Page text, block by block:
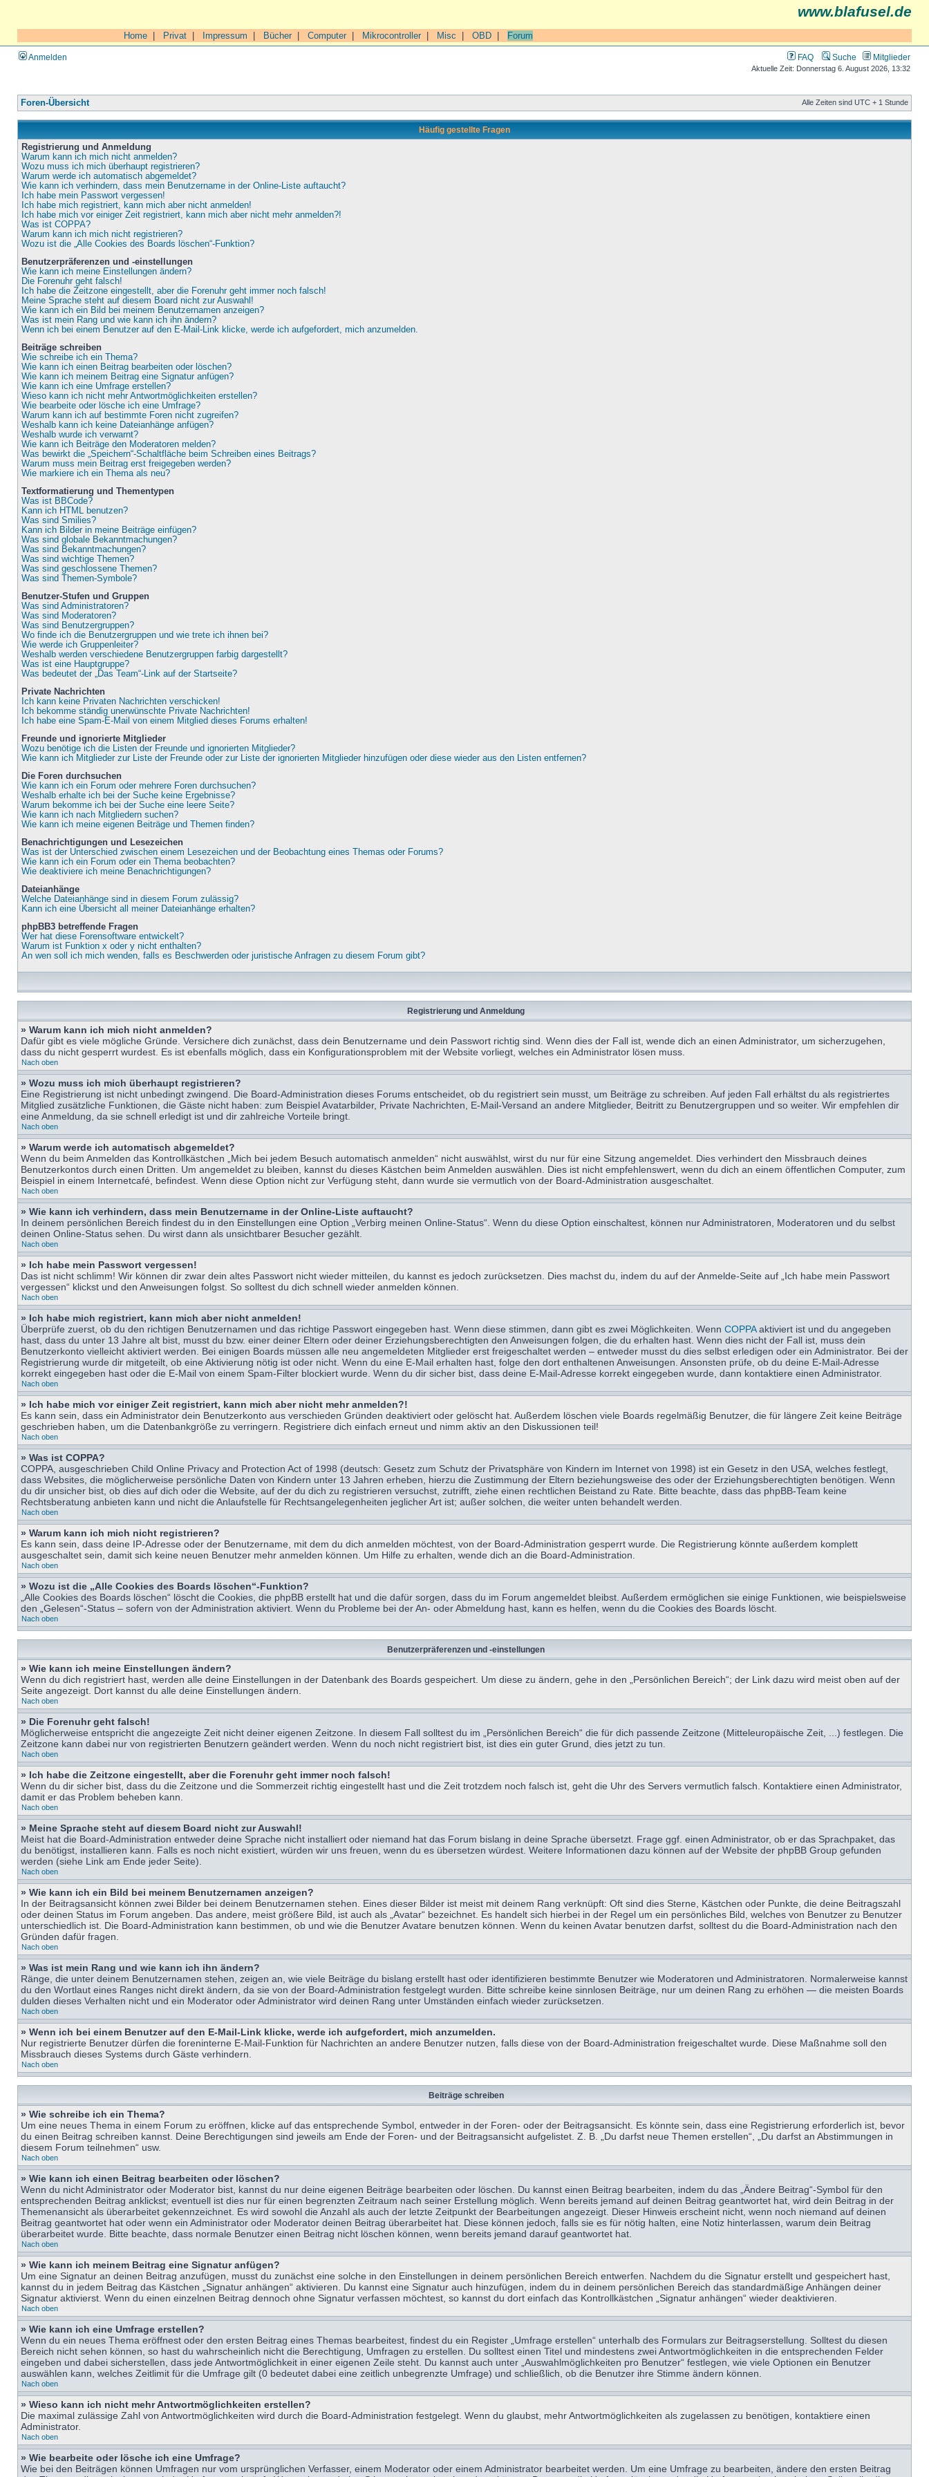
www.blafusel.de
Home Privat Impressum Bücher| Computer| Mikrocontroller| Misc OBD Forum
Anmelden FAQ Suche Mitglieder
Aktuelle Zeit: Donnerstag 6. August 2026, 13:32
Foren-Übersicht Alle Zeiten sind UTC + 1 Stunde
Häufig gestellte Fragen
Registrierung und Anmeldung
Warum kann ich mich nicht anmelden?
Wozu muss ich mich überhaupt registrieren?
Warum werde ich automatisch abgemeldet?
Wie kann ich verhindern, dass mein Benutzername in der Online-Liste auftaucht?
Ich habe mein Passwort vergessen!
Ich habe mich registriert, kann mich aber nicht anmelden!
Ich habe mich vor einiger Zeit registriert, kann mich aber nicht mehr anmelden?!
Was ist COPPA?
Warum kann ich mich nicht registrieren?
Wozu ist die „Alle Cookies des Boards löschen“-Funktion?
Benutzerpräferenzen und -einstellungen
Wie kann ich meine Einstellungen ändern?
Die Forenuhr geht falsch!
Ich habe die Zeitzone eingestellt, aber die Forenuhr geht immer noch falsch!
Meine Sprache steht auf diesem Board nicht zur Auswahl!
Wie kann ich ein Bild bei meinem Benutzernamen anzeigen?
Was ist mein Rang und wie kann ich ihn ändern?
Wenn ich bei einem Benutzer auf den E-Mail-Link klicke, werde ich aufgefordert, mich anzumelden.
Beiträge schreiben
Wie schreibe ich ein Thema?
Wie kann ich einen Beitrag bearbeiten oder löschen?
Wie kann ich meinem Beitrag eine Signatur anfügen?
Wie kann ich eine Umfrage erstellen?
Wieso kann ich nicht mehr Antwortmöglichkeiten erstellen?
Wie bearbeite oder lösche ich eine Umfrage?
Warum kann ich auf bestimmte Foren nicht zugreifen?
Weshalb kann ich keine Dateianhänge anfügen?
Weshalb wurde ich verwarnt?
Wie kann ich Beiträge den Moderatoren melden?
Was bewirkt die „Speichern“-Schaltfläche beim Schreiben eines Beitrags?
Warum muss mein Beitrag erst freigegeben werden?
Wie markiere ich ein Thema als neu?
Textformatierung und Thementypen
Was ist BBCode?
Kann ich HTML benutzen?
Was sind Smilies?
Kann ich Bilder in meine Beiträge einfügen?
Was sind globale Bekanntmachungen?
Was sind Bekanntmachungen?
Was sind wichtige Themen?
Was sind geschlossene Themen?
Was sind Themen-Symbole?
Benutzer-Stufen und Gruppen
Was sind Administratoren?
Was sind Moderatoren?
Was sind Benutzergruppen?
Wo finde ich die Benutzergruppen und wie trete ich ihnen bei?
Wie werde ich Gruppenleiter?
Weshalb werden verschiedene Benutzergruppen farbig dargestellt?
Was ist eine Hauptgruppe?
Was bedeutet der „Das Team“-Link auf der Startseite?
Private Nachrichten
Ich kann keine Privaten Nachrichten verschicken!
Ich bekomme ständig unerwünschte Private Nachrichten!
Ich habe eine Spam-E-Mail von einem Mitglied dieses Forums erhalten!
Freunde und ignorierte Mitglieder
Wozu benötige ich die Listen der Freunde und ignorierten Mitglieder?
Wie kann ich Mitglieder zur Liste der Freunde oder zur Liste der ignorierten Mitglieder hinzufügen oder diese wieder aus den Listen entfernen?
Die Foren durchsuchen
Wie kann ich ein Forum oder mehrere Foren durchsuchen?
Weshalb erhalte ich bei der Suche keine Ergebnisse?
Warum bekomme ich bei der Suche eine leere Seite?
Wie kann ich nach Mitgliedern suchen?
Wie kann ich meine eigenen Beiträge und Themen finden?
Benachrichtigungen und Lesezeichen
Was ist der Unterschied zwischen einem Lesezeichen und der Beobachtung eines Themas oder Forums?
Wie kann ich ein Forum oder ein Thema beobachten?
Wie deaktiviere ich meine Benachrichtigungen?
Dateianhänge
Welche Dateianhänge sind in diesem Forum zulässig?
Kann ich eine Übersicht all meiner Dateianhänge erhalten?
phpBB3 betreffende Fragen
Wer hat diese Forensoftware entwickelt?
Warum ist Funktion x oder y nicht enthalten?
An wen soll ich mich wenden, falls es Beschwerden oder juristische Anfragen zu diesem Forum gibt?
Registrierung und Anmeldung
» Warum kann ich mich nicht anmelden?
Dafür gibt es viele mögliche Gründe. Versichere dich zunächst, dass dein Benutzername und dein Passwort richtig sind. Wenn dies der Fall ist, wende dich an einen Administrator, um sicherzugehen,
dass du nicht gesperrt wurdest. Es ist ebenfalls möglich, dass ein Konfigurationsproblem mit der Website vorliegt, welches ein Administrator lösen muss.
Nach oben
» Wozu muss ich mich überhaupt registrieren?
Eine Registrierung ist nicht unbedingt zwingend. Die Board-Administration dieses Forums entscheidet, ob du registriert sein musst, um Beiträge zu schreiben. Auf jeden Fall erhältst du als registriertes
Mitglied zusätzliche Funktionen, die Gäste nicht haben: zum Beispiel Avatarbilder, Private Nachrichten, E-Mail-Versand an andere Mitglieder, Beitritt zu Benutzergruppen und so weiter. Wir empfehlen dir
eine Anmeldung, da sie schnell erledigt ist und dir zahlreiche Vorteile bringt.
Nach oben
» Warum werde ich automatisch abgemeldet?
Wenn du beim Anmelden das Kontrollkästchen „Mich bei jedem Besuch automatisch anmelden“ nicht auswählst, wirst du nur für eine Sitzung angemeldet. Dies verhindert den Missbrauch deines
Benutzerkontos durch einen Dritten. Um angemeldet zu bleiben, kannst du dieses Kästchen beim Anmelden auswählen. Dies ist nicht empfehlenswert, wenn du dich an einem öffentlichen Computer, zum
Beispiel in einem Internetcafé, befindest. Wenn diese Option nicht zur Verfügung steht, dann wurde sie vermutlich von der Board-Administration ausgeschaltet.
Nach oben
» Wie kann ich verhindern, dass mein Benutzername in der Online-Liste auftaucht?
In deinem persönlichen Bereich findest du in den Einstellungen eine Option „Verbirg meinen Online-Status“. Wenn du diese Option einschaltest, können nur Administratoren, Moderatoren und du selbst
deinen Online-Status sehen. Du wirst dann als unsichtbarer Besucher gezählt.
Nach oben
» Ich habe mein Passwort vergessen!
Das ist nicht schlimm! Wir können dir zwar dein altes Passwort nicht wieder mitteilen, du kannst es jedoch zurücksetzen. Dies machst du, indem du auf der Anmelde-Seite auf „Ich habe mein Passwort
vergessen“ klickst und den Anweisungen folgst. So solltest du dich schnell wieder anmelden können.
Nach oben
» Ich habe mich registriert, kann mich aber nicht anmelden!
Überprüfe zuerst, ob du den richtigen Benutzernamen und das richtige Passwort eingegeben hast. Wenn diese stimmen, dann gibt es zwei Möglichkeiten. Wenn COPPAaktiviert ist und du angegeben
hast, dass du unter 13 Jahre alt bist, musst du bzw. einer deiner Eltern oder deiner Erziehungsberechtigten den Anweisungen folgen, die du erhalten hast. Wenn dies nicht der Fall ist, muss dein
Benutzerkonto vielleicht aktiviert werden. Bei einigen Boards müssen alle neu angemeldeten Mitglieder erst freigeschaltet werden – entweder musst du dies selbst erledigen oder ein Administrator. Bei der
Registrierung wurde dir mitgeteilt, ob eine Aktivierung nötig ist oder nicht. Wenn du eine E-Mail erhalten hast, folge den dort enthaltenen Anweisungen. Ansonsten prüfe, ob du deine E-Mail-Adresse
korrekt eingegeben hast oder die E-Mail von einem Spam-Filter blockiert wurde. Wenn du dir sicher bist, dass deine E-Mail-Adresse korrekt eingegeben wurde, dann kontaktiere einen Administrator.
Nach oben
» Ich habe mich vor einiger Zeit registriert, kann mich aber nicht mehr anmelden?!
Es kann sein, dass ein Administrator dein Benutzerkonto aus verschieden Gründen deaktiviert oder gelöscht hat. Außerdem löschen viele Boards regelmäßig Benutzer, die für längere Zeit keine Beiträge
geschrieben haben, um die Datenbankgröße zu verringern. Registriere dich einfach erneut und nimm aktiv an den Diskussionen teil!
Nach oben
» Was ist COPPA?
COPPA, ausgeschrieben Child Online Privacy and Protection Act of 1998 (deutsch: Gesetz zum Schutz der Privatsphäre von Kindern im Internet von 1998) ist ein Gesetz in den USA, welches festlegt,
dass Websites, die möglicherweise persönliche Daten von Kindern unter 13 Jahren erheben, hierzu die Zustimmung der Eltern beziehungsweise des oder der Erziehungsberechtigten benötigen. Wenn
du dir unsicher bist, ob dies auf dich oder die Website, auf der du dich zu registrieren versuchst, zutrifft, ziehe einen rechtlichen Beistand zu Rate. Bitte beachte, dass das phpBB-Team keine
Rechtsberatung anbieten kann und nicht die Anlaufstelle für Rechtsangelegenheiten jeglicher Art ist; außer solchen, die weiter unten behandelt werden.
Nach oben
» Warum kann ich mich nicht registrieren?
Es kann sein, dass deine IP-Adresse oder der Benutzername, mit dem du dich anmelden möchtest, von der Board-Administration gesperrt wurde. Die Registrierung könnte außerdem komplett
ausgeschaltet sein, damit sich keine neuen Benutzer mehr anmelden können. Um Hilfe zu erhalten, wende dich an die Board-Administration.
Nach oben
» Wozu ist die „Alle Cookies des Boards löschen“-Funktion?
„Alle Cookies des Boards löschen“ löscht die Cookies, die phpBB erstellt hat und die dafür sorgen, dass du im Forum angemeldet bleibst. Außerdem ermöglichen sie einige Funktionen, wie beispielsweise
den „Gelesen“-Status – sofern von der Administration aktiviert. Wenn du Probleme bei der An- oder Abmeldung hast, kann es helfen, wenn du die Cookies des Boards löscht.
Nach oben
Benutzerpräferenzen und -einstellungen
» Wie kann ich meine Einstellungen ändern?
Wenn du dich registriert hast, werden alle deine Einstellungen in der Datenbank des Boards gespeichert. Um diese zu ändern, gehe in den „Persönlichen Bereich“; der Link dazu wird meist oben auf der
Seite angezeigt. Dort kannst du alle deine Einstellungen ändern.
Nach oben
» Die Forenuhr geht falsch!
Möglicherweise entspricht die angezeigte Zeit nicht deiner eigenen Zeitzone. In diesem Fall solltest du im „Persönlichen Bereich“ die für dich passende Zeitzone (Mitteleuropäische Zeit, ...) festlegen. Die
Zeitzone kann dabei nur von registrierten Benutzern geändert werden. Wenn du noch nicht registriert bist, ist dies ein guter Grund, dies jetzt zu tun.
Nach oben
» Ich habe die Zeitzone eingestellt, aber die Forenuhr geht immer noch falsch!
Wenn du dir sicher bist, dass du die Zeitzone und die Sommerzeit richtig eingestellt hast und die Zeit trotzdem noch falsch ist, geht die Uhr des Servers vermutlich falsch. Kontaktiere einen Administrator,
damit er das Problem beheben kann.
Nach oben
» Meine Sprache steht auf diesem Board nicht zur Auswahl!
Meist hat die Board-Administration entweder deine Sprache nicht installiert oder niemand hat das Forum bislang in deine Sprache übersetzt. Frage ggf. einen Administrator, ob er das Sprachpaket, das
du benötigst, installieren kann. Falls es noch nicht existiert, würden wir uns freuen, wenn du es übersetzen würdest. Weitere Informationen dazu können auf der Website der phpBB Group gefunden
werden (siehe Link am Ende jeder Seite).
Nach oben
» Wie kann ich ein Bild bei meinem Benutzernamen anzeigen?
In der Beitragsansicht können zwei Bilder bei deinem Benutzernamen stehen. Eines dieser Bilder ist meist mit deinem Rang verknüpft: Oft sind dies Sterne, Kästchen oder Punkte, die deine Beitragszahl
oder deinen Status im Forum angeben. Das andere, meist größere Bild, ist auch als „Avatar“ bezeichnet. Es handelt sich hierbei in der Regel um ein persönliches Bild, welches von Benutzer zu Benutzer
unterschiedlich ist. Die Board-Administration kann bestimmen, ob und wie die Benutzer Avatare benutzen können. Wenn du keinen Avatar benutzen darfst, solltest du die Board-Administration nach den
Gründen dafür fragen.
Nach oben
» Was ist mein Rang und wie kann ich ihn ändern?
Ränge, die unter deinem Benutzernamen stehen, zeigen an, wie viele Beiträge du bislang erstellt hast oder identifizieren bestimmte Benutzer wie Moderatoren und Administratoren. Normalerweise kannst
du den Wortlaut eines Ranges nicht direkt ändern, da sie von der Board-Administration festgelegt wurden. Bitte schreibe keine sinnlosen Beiträge, nur um deinen Rang zu erhöhen — die meisten Boards
dulden dieses Verhalten nicht und ein Moderator oder Administrator wird deinen Rang unter Umständen einfach wieder zurücksetzen.
Nach oben
» Wenn ich bei einem Benutzer auf den E-Mail-Link klicke, werde ich aufgefordert, mich anzumelden.
Nur registrierte Benutzer dürfen die foreninterne E-Mail-Funktion für Nachrichten an andere Benutzer nutzen, falls diese von der Board-Administration freigeschaltet wurde. Diese Maßnahme soll den
Missbrauch dieses Systems durch Gäste verhindern.
Nach oben
Beiträge schreiben
» Wie schreibe ich ein Thema?
Um eine neues Thema in einem Forum zu eröffnen, klicke auf das entsprechende Symbol, entweder in der Foren- oder der Beitragsansicht. Es könnte sein, dass eine Registrierung erforderlich ist, bevor
du einen Beitrag schreiben kannst. Deine Berechtigungen sind jeweils am Ende der Foren- und der Beitragsansicht aufgelistet. Z. B. „Du darfst neue Themen erstellen“, „Du darfst an Abstimmungen in
diesem Forum teilnehmen“ usw.
Nach oben
» Wie kann ich einen Beitrag bearbeiten oder löschen?
Wenn du nicht Administrator oder Moderator bist, kannst du nur deine eigenen Beiträge bearbeiten oder löschen. Du kannst einen Beitrag bearbeiten, indem du das „Ändere Beitrag“-Symbol für den
entsprechenden Beitrag anklickst; eventuell ist dies nur für einen begrenzten Zeitraum nach seiner Erstellung möglich. Wenn bereits jemand auf deinen Beitrag geantwortet hat, wird dein Beitrag in der
Themenansicht als überarbeitet gekennzeichnet. Es wird sowohl die Anzahl als auch der letzte Zeitpunkt der Bearbeitungen angezeigt. Dieser Hinweis erscheint nicht, wenn noch niemand auf deinen
Beitrag geantwortet hat oder wenn ein Administrator oder Moderator deinen Beitrag überarbeitet hat. Diese können jedoch, falls sie es für nötig halten, eine Notiz hinterlassen, warum dein Beitrag
überarbeitet wurde. Bitte beachte, dass normale Benutzer einen Beitrag nicht löschen können, wenn bereits jemand darauf geantwortet hat.
Nach oben
» Wie kann ich meinem Beitrag eine Signatur anfügen?
Um eine Signatur an deinen Beitrag anzufügen, musst du zunächst eine solche in den Einstellungen in deinem persönlichen Bereich entwerfen. Nachdem du die Signatur erstellt und gespeichert hast,
kannst du in jedem Beitrag das Kästchen „Signatur anhängen“ aktivieren. Du kannst eine Signatur auch hinzufügen, indem du in deinem persönlichen Bereich das standardmäßige Anhängen deiner
Signatur aktivierst. Wenn du einen einzelnen Beitrag dennoch ohne Signatur verfassen möchtest, so kannst du dort einfach das Kontrollkästchen „Signatur anhängen“ wieder deaktivieren.
Nach oben
» Wie kann ich eine Umfrage erstellen?
Wenn du ein neues Thema eröffnest oder den ersten Beitrag eines Themas bearbeitest, findest du ein Register „Umfrage erstellen“ unterhalb des Formulars zur Beitragserstellung. Solltest du diesen
Bereich nicht sehen können, so hast du wahrscheinlich nicht die Berechtigung, Umfragen zu erstellen. Du solltest einen Titel und mindestens zwei Antwortmöglichkeiten in die entsprechenden Felder
eingeben und dabei sicherstellen, dass jede Antwortmöglichkeit in einer eigenen Zeile steht. Du kannst auch unter „Auswahlmöglichkeiten pro Benutzer“ festlegen, wie viele Optionen ein Benutzer
auswählen kann, welches Zeitlimit für die Umfrage gilt (0 bedeutet dabei eine zeitlich unbegrenzte Umfrage) und schließlich, ob die Benutzer ihre Stimme ändern können.
Nach oben
» Wieso kann ich nicht mehr Antwortmöglichkeiten erstellen?
Die maximal zulässige Zahl von Antwortmöglichkeiten wird durch die Board-Administration festgelegt. Wenn du glaubst, mehr Antwortmöglichkeiten als zugelassen zu benötigen, kontaktiere einen
Administrator.
Nach oben
» Wie bearbeite oder lösche ich eine Umfrage?
Wie bei den Beiträgen können Umfragen nur vom ursprünglichen Verfasser, einem Moderator oder einem Administrator bearbeitet werden. Um eine Umfrage zu bearbeiten, ändere den ersten Beitrag